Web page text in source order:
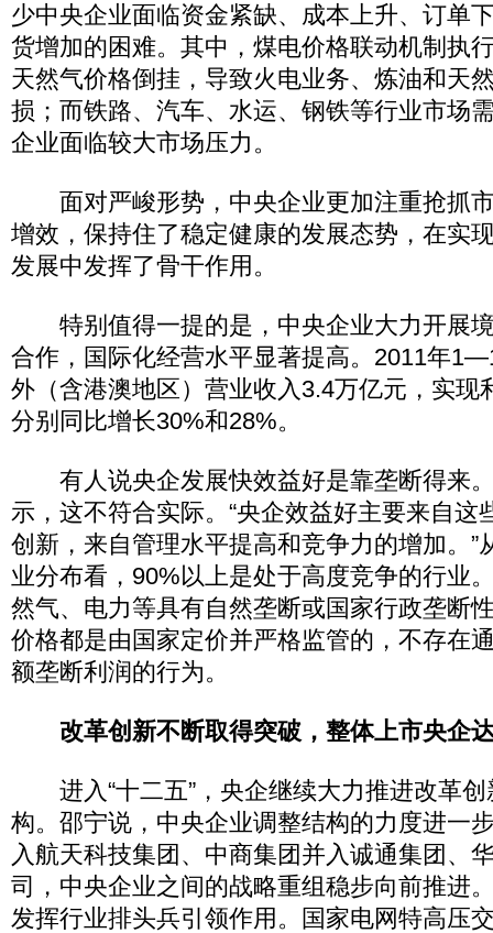
少中央企业面临资金紧缺、成本上升、订单
货增加的困难。其中，煤电价格联动机制执
天然气价格倒挂，导致火电业务、炼油和天
损；而铁路、汽车、水运、钢铁等行业市场
企业面临较大市场压力。
面对严峻形势，中央企业更加注重抢抓
增效，保持住了稳定健康的发展态势，在实
发展中发挥了骨干作用。
特别值得一提的是，中央企业大力开展
合作，国际化经营水平显著提高。2011年
外（含港澳地区）营业收入3.4万亿元，实现
分别同比增长30%和28%。
有人说央企发展快效益好是靠垄断得来
示，这不符合实际。“央企效益好主要来自这
创新，来自管理水平提高和竞争力的增加。”
业分布看，90%以上是处于高度竞争的行业
然气、电力等具有自然垄断或国家行政垄断
价格都是由国家定价并严格监管的，不存在
额垄断利润的行为。
改革创新不断取得突破，整体上市央企
进入“十二五”，央企继续大力推进改革创
构。邵宁说，中央企业调整结构的力度进一
入航天科技集团、中商集团并入诚通集团、
司，中央企业之间的战略重组稳步向前推进
发挥行业排头兵引领作用。国家电网特高压